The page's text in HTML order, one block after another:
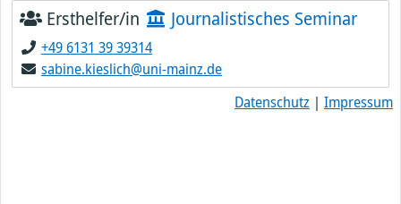
Ersthelfer/in Journalistisches Seminar
+49 6131 39 39314
sabine.kieslich@uni-mainz.de
Datenschutz | Impressum